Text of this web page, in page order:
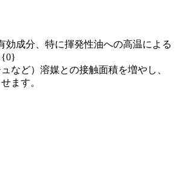
効成分、特に揮発性油への高温による
{0}
など）溶媒との接触面積を増やし、
ます。